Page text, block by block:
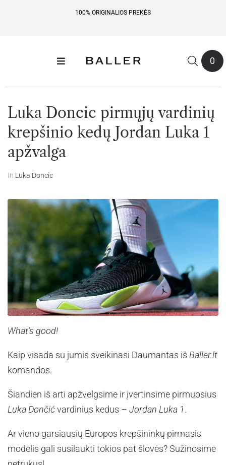
NEMOKAMAS PRISTATYMAS NUO 49 EUR
0
Luka Doncic pirmųjų vardinių
krepšinio kedų Jordan Luka 1
apžvalga
In Luka Doncic
What’s good!
Kaip visada su jumis sveikinasi Daumantas iš Baller.lt
komandos.
Šiandien iš arti apžvelgsime ir įvertinsime pirmuosius
Luka Dončićvardinius kedus – Jordan Luka 1.
Ar vieno garsiausių Europos krepšininkų pirmasis
modelis gali susilaukti tokios pat šlovės? Sužinosime